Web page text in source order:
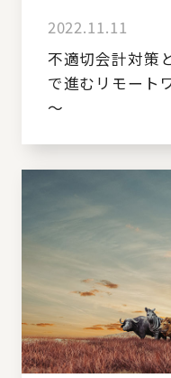
2022.11.11
不適切会計対策
で進むリモート
～